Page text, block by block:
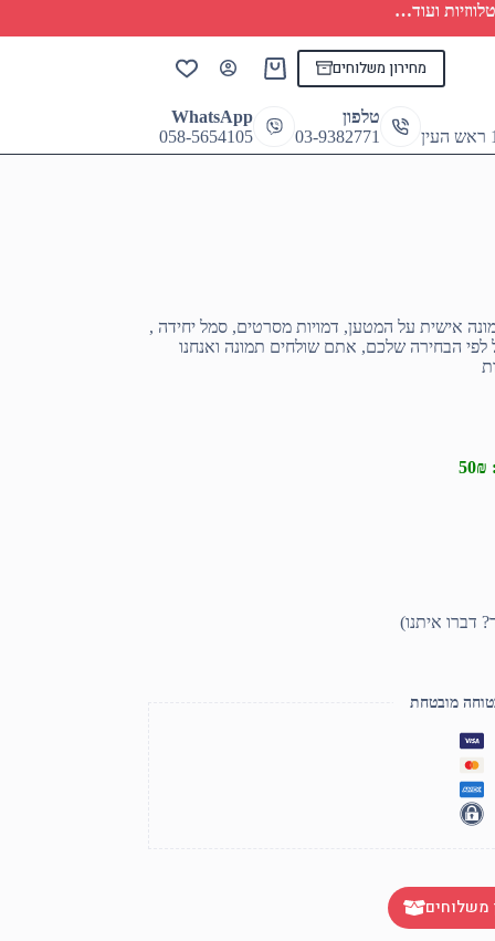
ועוד…
מחירון משלוחים
Shopping
טלפון
03-9382771
WhatsApp
058-5654105
אישית על המטען, דמויות מסרטים, סמל יחידה ,
לפי הבחירה שלכם, אתם שולחים תמונה ואנחנו
מובטחת
משלוחים